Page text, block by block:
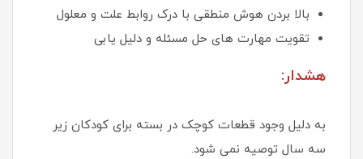
بالا بردن هوش منطقی با درک روابط علت و معلول
تقویت مهارت های حل مسئله و دلیل یابی
هشدار:
به دلیل وجود قطعات کوچک در بسته برای کودکان زیر
سه سال توصیه نمی شود.